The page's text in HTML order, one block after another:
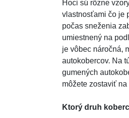
Hoci sú rôzne
vlastnosťami čo je
počas sneženia
umiestnený na
je vôbec náročná,
autokobercov. Na
gumených
môžete zostaviť
Ktorý druh